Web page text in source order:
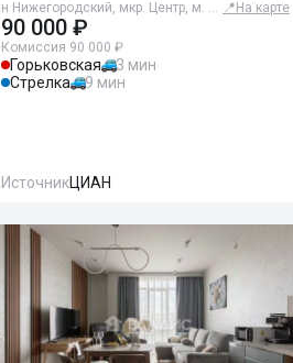
н Нижегородский, мкр. Центр, м. … 📍 На карте
90 000 ₽
Комиссия 90 000 ₽
Горьковская
3 мин
Стрелка
9 мин
ИсточникЦИАН